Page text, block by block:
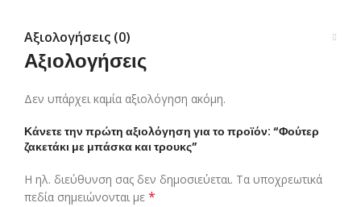
Αξιολογήσεις (0)
Αξιολογήσεις
Δεν υπάρχει καμία αξιολόγηση ακόμη.
Κάνετε την πρώτη αξιολόγηση για το προϊόν: “Φούτερ
ζακετάκι με μπάσκα και τρουκς”
Η ηλ. διεύθυνση σας δεν δημοσιεύεται. Τα υποχρεωτικά
πεδία σημειώνονται με *